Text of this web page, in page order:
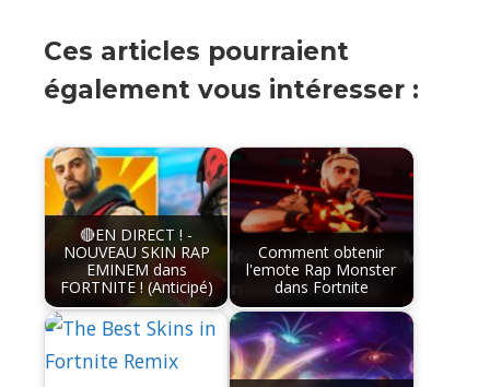
Ces articles pourraient
également vous intéresser :
🔴EN DIRECT ! -
NOUVEAU SKIN RAP
EMINEM dans
FORTNITE ! (Anticipé)
Comment obtenir
l'emote Rap Monster
dans Fortnite